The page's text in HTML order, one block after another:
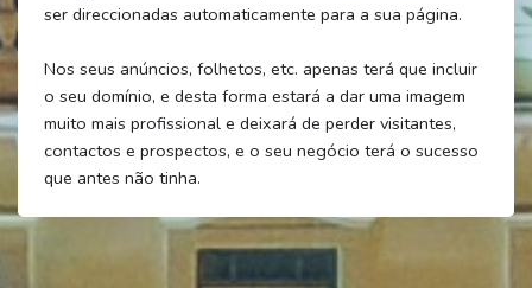
ser direccionadas automaticamente para a sua página.
Nos seus anúncios, folhetos, etc. apenas terá que incluir
o seu domínio, e desta forma estará a dar uma imagem
muito mais profissional e deixará de perder visitantes,
contactos e prospectos, e o seu negócio terá o sucesso
que antes não tinha.